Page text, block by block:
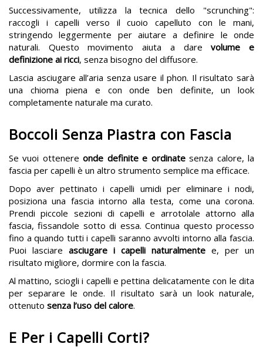
Successivamente, utilizza la tecnica dello "scrunching":
raccogli i capelli verso il cuoio capelluto con le mani,
stringendo leggermente per aiutare a definire le onde
naturali. Questo movimento aiuta a darevolume e
definizione ai ricci, senza bisogno del diffusore.
Lascia asciugare all’aria senza usare il phon. Il risultato sarà
una chioma piena e con onde ben definite, un look
completamente naturale ma curato.
Boccoli Senza Piastra con Fascia
Se vuoi ottenereonde definite e ordinatesenza calore, la
fascia per capelli è un altro strumento semplice ma efficace.
Dopo aver pettinato i capelli umidi per eliminare i nodi,
posiziona una fascia intorno alla testa, come una corona.
Prendi piccole sezioni di capelli e arrotolale attorno alla
fascia, fissandole sotto di essa. Continua questo processo
fino a quando tutti i capelli saranno avvolti intorno alla fascia.
Puoi lasciare asciugare i capelli naturalmente e, per un
risultato migliore, dormire con la fascia.
Al mattino, sciogli i capelli e pettina delicatamente con le dita
per separare le onde. Il risultato sarà un look naturale,
ottenuto senza l’uso del calore.
E Per i Capelli Corti?